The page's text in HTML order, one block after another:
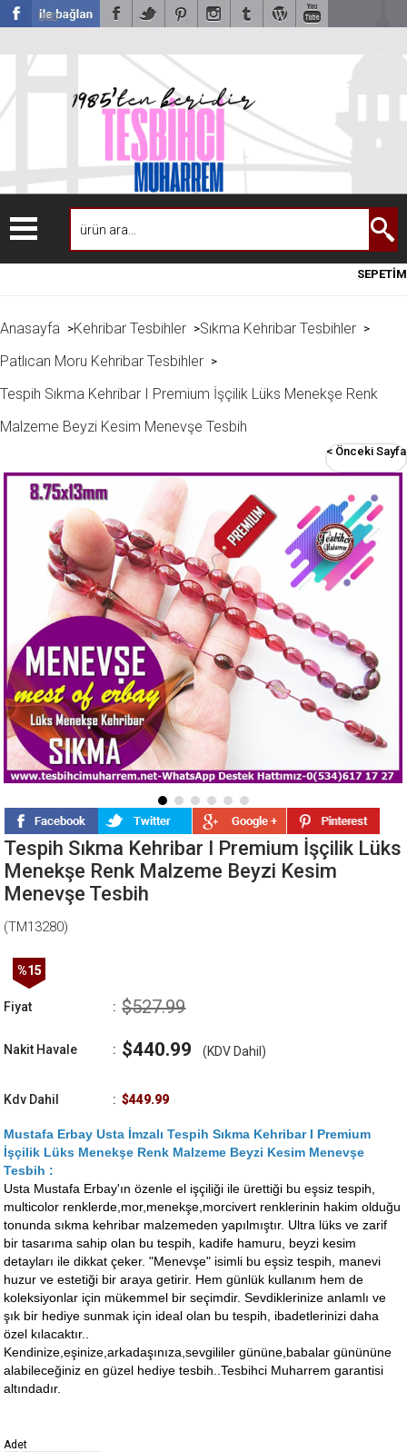
USD
SEPETİM
Anasayfa >Kehribar Tesbihler >Sıkma Kehribar Tesbihler >
Patlıcan Moru Kehribar Tesbihler >
Tespih Sıkma Kehribar I Premium İşçilik Lüks Menekşe Renk
Malzeme Beyzi Kesim Menevşe Tesbih
< Önceki Sayfa
Tespih Sıkma Kehribar I Premium İşçilik Lüks
Menekşe Renk Malzeme Beyzi Kesim
Menevşe Tesbih
(TM13280)
%15
Fiyat : $527.99
Nakit Havale : $440.99 (KDV Dahil)
Kdv Dahil : $449.99
Mustafa Erbay Usta İmzalı Tespih Sıkma Kehribar I Premium
İşçilik Lüks Menekşe Renk Malzeme Beyzi Kesim Menevşe
Tesbih :
Usta Mustafa Erbay'ın özenle el işçiliği ile ürettiği bu eşsiz tespih,
multicolor renklerde,mor,menekşe,morcivert renklerinin hakim olduğu
tonunda sıkma kehribar malzemeden yapılmıştır. Ultra lüks ve zarif
bir tasarıma sahip olan bu tespih, kadife hamuru, beyzi kesim
detayları ile dikkat çeker. "Menevşe" isimli bu eşsiz tespih, manevi
huzur ve estetiği bir araya getirir. Hem günlük kullanım hem de
koleksiyonlar için mükemmel bir seçimdir. Sevdiklerinize anlamlı ve
şık bir hediye sunmak için ideal olan bu tespih, ibadetlerinizi daha
özel kılacaktır..
Kendinize,eşinize,arkadaşınıza,sevgililer gününe,babalar günününe
alabileceğiniz en güzel hediye tesbih..Tesbihci Muharrem garantisi
altındadır.
Adet